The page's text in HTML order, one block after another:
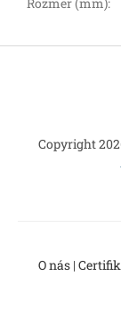
Copyright
O nás|